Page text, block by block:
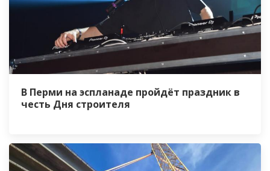
В Перми на эспланаде пройдёт праздник в
честь Дня строителя